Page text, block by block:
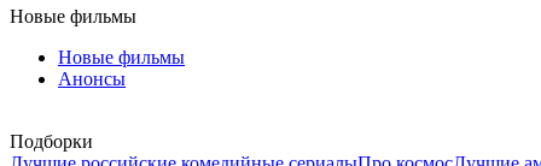
Новые фильмы
Новые фильмы
Анонсы
Подборки